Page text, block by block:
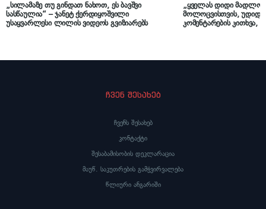
„სილამაზე თუ გინდათ ნახოთ, ეს ბავშვი
სასწაულია“ – ჯანეტ ქერდიყოშვილი
უსაყვარლესი ლილის ვიდეოს გვიზიარებს
„ყველას დიდი
მოლოცვისთვის,
კომენტარების
ჩვენ შესახებ
ჩვენს შესახებ
კონტაქტი
შესაბამისობის დეკლარაცია
მაუწ. საკუთრების გამჭვირვალება
წლიური ანგარიში